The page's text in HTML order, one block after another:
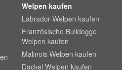
Welpen kaufen
Labrador Welpen kaufen
Französische Bulldogge
Welpen kaufen
Malinois Welpen kaufen
Dackel Welpen kaufen